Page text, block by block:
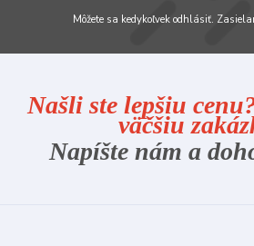
Môžete sa kedykoľvek odhlásiť.
Našli ste lepšiu
väčšiu
Napíšte nám a